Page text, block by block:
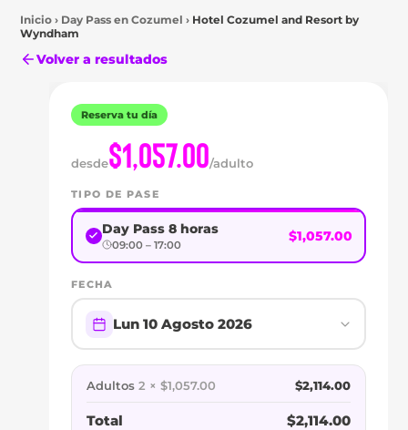
Inicio › Day Pass en Cozumel › Hotel Cozumel and Resort by
Wyndham
Volver a resultados
DAY
PASS
HOTEL
COZUMEL
AND
RESORT
Reserva tu día
desde$1,057.00/adulto
TIPO DE PASE
Day Pass 8 horas
09:00 – 17:00
$1,057.00
FECHA
Lun 10 Agosto 2026
Adultos 2 × $1,057.00 $2,114.00
Total $2,114.00